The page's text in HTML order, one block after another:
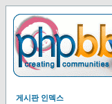
게시판 인덱스